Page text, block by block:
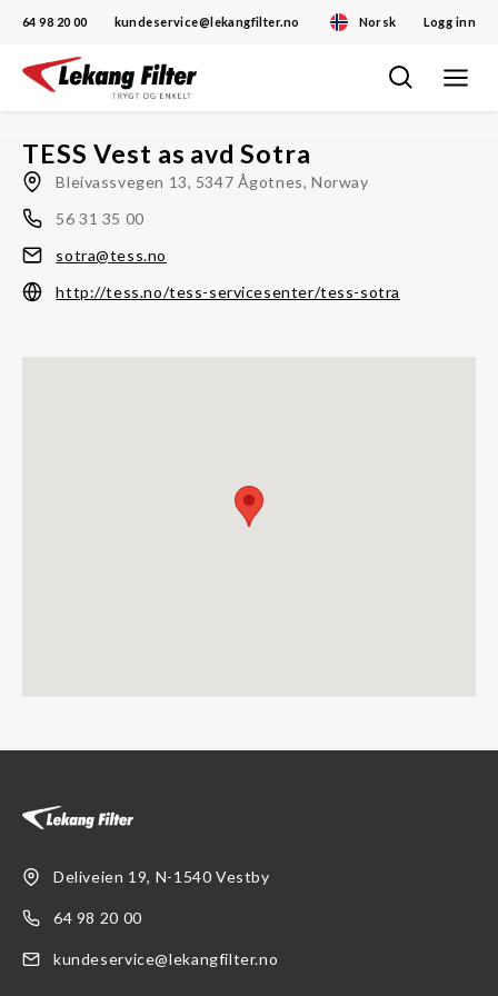
Norsk Logg inn
64 98 20 00 kundeservice@lekangfilter.no
Skip
content
Toggle
TESS Vest as avd Sotra
Bleivassvegen 13, 5347 Ågotnes, Norway
56 31 35 00
sotra@tess.no
http://tess.no/tess-servicesenter/tess-sotra
Deliveien 19, N-1540 Vestby
64 98 20 00
kundeservice@lekangfilter.no